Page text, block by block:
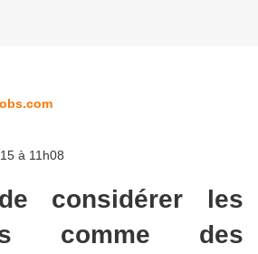
à 11h08
considérer les
comme des